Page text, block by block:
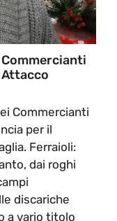
Commercianti
per il
Ferraioli:
dai roghi
discariche
a vario titolo